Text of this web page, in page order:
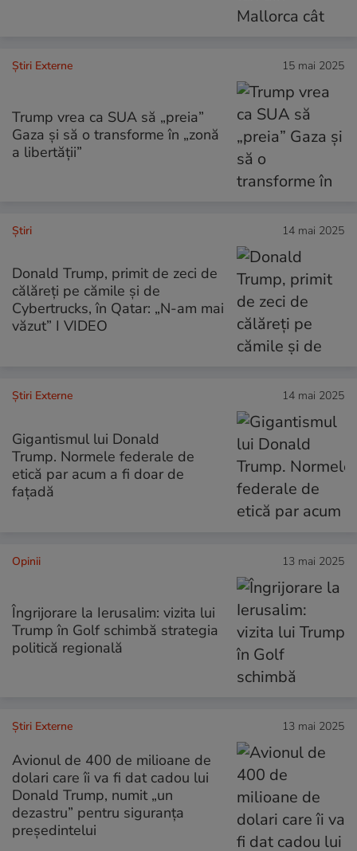
Știri Externe 15 mai 2025
Trump vrea ca SUA să „preia”
Gaza și să o transforme în „zonă
a libertății”
Ştiri 14 mai 2025
Donald Trump, primit de zeci de
călăreți pe cămile și de
Cybertrucks, în Qatar: „N-am mai
văzut” I VIDEO
Știri Externe 14 mai 2025
Gigantismul lui Donald
Trump. Normele federale de
etică par acum a fi doar de
fațadă
Opinii 13 mai 2025
Îngrijorare la Ierusalim: vizita lui
Trump în Golf schimbă strategia
politică regională
Știri Externe 13 mai 2025
Avionul de 400 de milioane de
dolari care îi va fi dat cadou lui
Donald Trump, numit „un
dezastru” pentru siguranța
președintelui